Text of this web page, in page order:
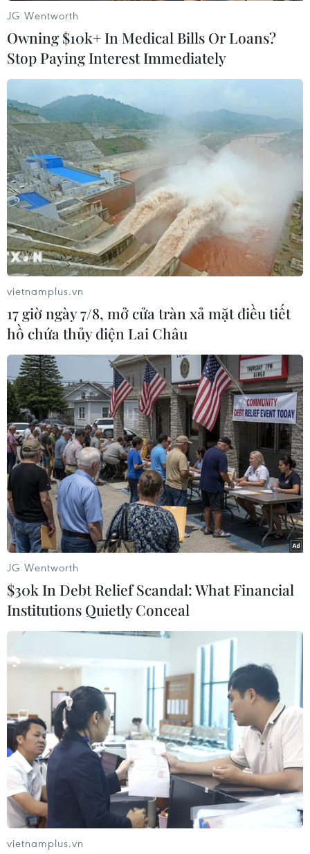
Nhấp chuột để xem kích thước chuẩn.
Cuộc bầu cử Tổng thống Mỹ là cả một quá trình
phức tạp với nhiều giai đoạn bỏ phiếu, từ lúc
bắt đầu tiến hành thăm dò dư luận để quyết
định ứng cử cho đến khi trở thành tổng thống.
Bầu cử Mỹ năm 2020 sẽ diễn ra vào ngày 3/11
tới./.
#bầu cử Tổng thống Mỹ #Thể thức
#quy định bầu cử
#cách thức bầu chọn
Theo dõi VietnamPlus
TIN LIÊN QUAN
JG Wentworth
Owning $10k+ In Medical Bills Or Loans?
Stop Paying Interest Immediately
vietnamplus.vn
17 giờ ngày 7/8, mở cửa tràn xả mặt điều tiết
hồ chứa thủy điện Lai Châu
JG Wentworth
$30k In Debt Relief Scandal: What Financial
Institutions Quietly Conceal
vietnamplus.vn